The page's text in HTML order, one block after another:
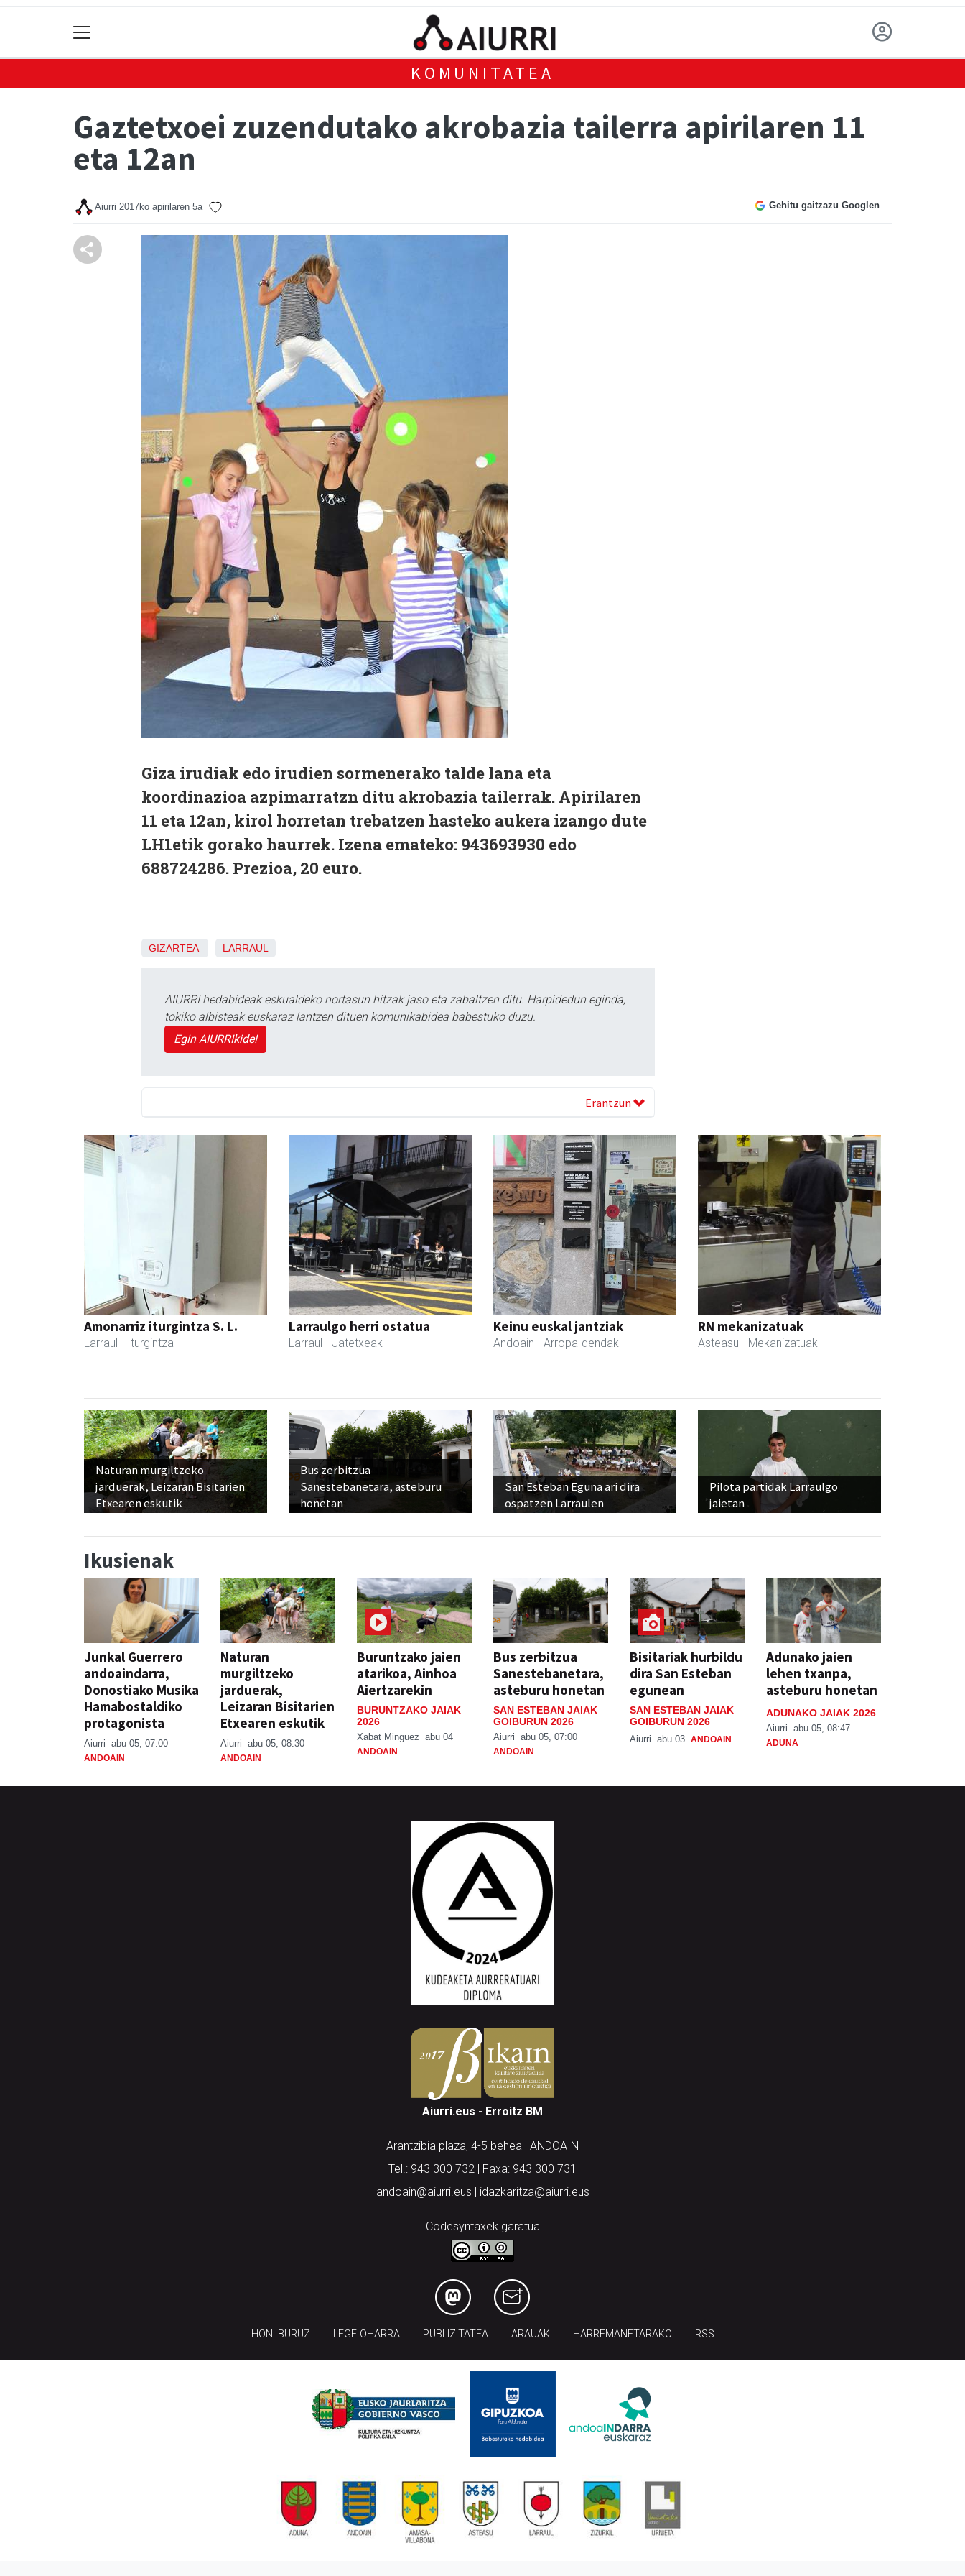
KOMUNITATEA
Gaztetxoei zuzendutako akrobazia tailerra apirilaren 11
eta 12an
Aiurri 2017ko apirilaren 5a Gehitu gaitzazu Googlen
Giza irudiak edo irudien sormenerako talde lana eta
koordinazioa azpimarratzn ditu akrobazia tailerrak. Apirilaren
11 eta 12an, kirol horretan trebatzen hasteko aukera izango dute
LH1etik gorako haurrek. Izena emateko: 943693930 edo
688724286. Prezioa, 20 euro.
GIZARTEA LARRAUL
AIURRI hedabideak eskualdeko nortasun hitzak jaso eta zabaltzen ditu. Harpidedun eginda,
tokiko albisteak euskaraz lantzen dituen komunikabidea babestuko duzu.
Egin AIURRIkide!
Erantzun
Amonarriz iturgintza S. L.
Larraul - Iturgintza
Larraulgo herri ostatua
Larraul - Jatetxeak
Keinu euskal jantziak
Andoain - Arropa-dendak
RN mekanizatuak
Asteasu - Mekanizatuak
Naturan murgiltzeko
jarduerak, Leizaran Bisitarien
Etxearen eskutik
Bus zerbitzua
Sanestebanetara, asteburu
honetan
San Esteban Eguna ari dira
ospatzen Larraulen
Pilota partidak Larraulgo
jaietan
Ikusienak
Junkal Guerrero
andoaindarra,
Donostiako Musika
Hamabostaldiko
protagonista
Aiurri abu 05, 07:00
ANDOAIN
Naturan
murgiltzeko
jarduerak,
Leizaran Bisitarien
Etxearen eskutik
Aiurri abu 05, 08:30
ANDOAIN
Buruntzako jaien
atarikoa, Ainhoa
Aiertzarekin
BURUNTZAKO JAIAK
2026
Xabat Minguez abu 04
ANDOAIN
Bus zerbitzua
Sanestebanetara,
asteburu honetan
SAN ESTEBAN JAIAK
GOIBURUN 2026
Aiurri abu 05, 07:00
ANDOAIN
Bisitariak hurbildu
dira San Esteban
egunean
SAN ESTEBAN JAIAK
GOIBURUN 2026
Aiurri abu 03 ANDOAIN
Adunako jaien
lehen txanpa,
asteburu honetan
ADUNAKO JAIAK 2026
Aiurri abu 05, 08:47
ADUNA
Aiurri.eus - Erroitz BM
Arantzibia plaza, 4-5 behea | ANDOAIN
Tel.: 943 300 732 | Faxa: 943 300 731
andoain@aiurri.eus | idazkaritza@aiurri.eus
Codesyntaxek garatua
HONI BURUZ LEGE OHARRA PUBLIZITATEA ARAUAK HARREMANETARAKO RSS